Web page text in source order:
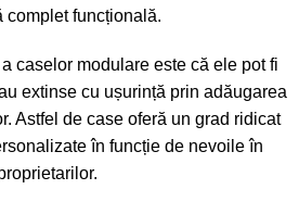
complet funcțională.
caselor modulare este că ele pot fi
extinse cu ușurință prin adăugarea
Astfel de case oferă un grad ridicat
în funcție de nevoile în